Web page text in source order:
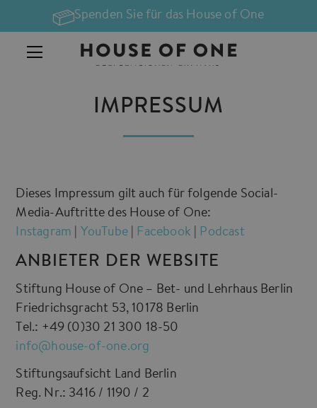
Spenden Sie für das House of One
IMPRESSUM
Dieses Impressum gilt auch für folgende Social-
Media-Auftritte des House of One:
Instagram
YouTube| Facebook Podcast
ANBIETER DER WEBSITE
Stiftung House of One – Bet- und Lehrhaus Berlin
Friedrichsgracht 53, 10178 Berlin
Tel.: +49 (0)30 21 300 18-50
info@house-of-one.org
Stiftungsaufsicht Land Berlin
Reg. Nr.: 3416 / 1190 / 2